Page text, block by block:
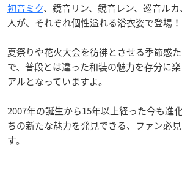
初音ミク、鏡音リン、鏡音レン、巡音ル
人が、それぞれ個性溢れる浴衣姿で登場！
夏祭りや花火大会を彷彿とさせる季節感
で、普段とは違った和装の魅力を存分に
アルとなっていますよ。
2007年の誕生から15年以上経った今も進
ちの新たな魅力を発見できる、ファン必
す。